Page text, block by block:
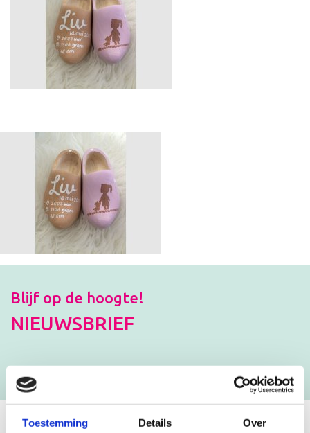
Toestemming Details Over
Blijf op de hoogte!
NIEUWSBRIEF